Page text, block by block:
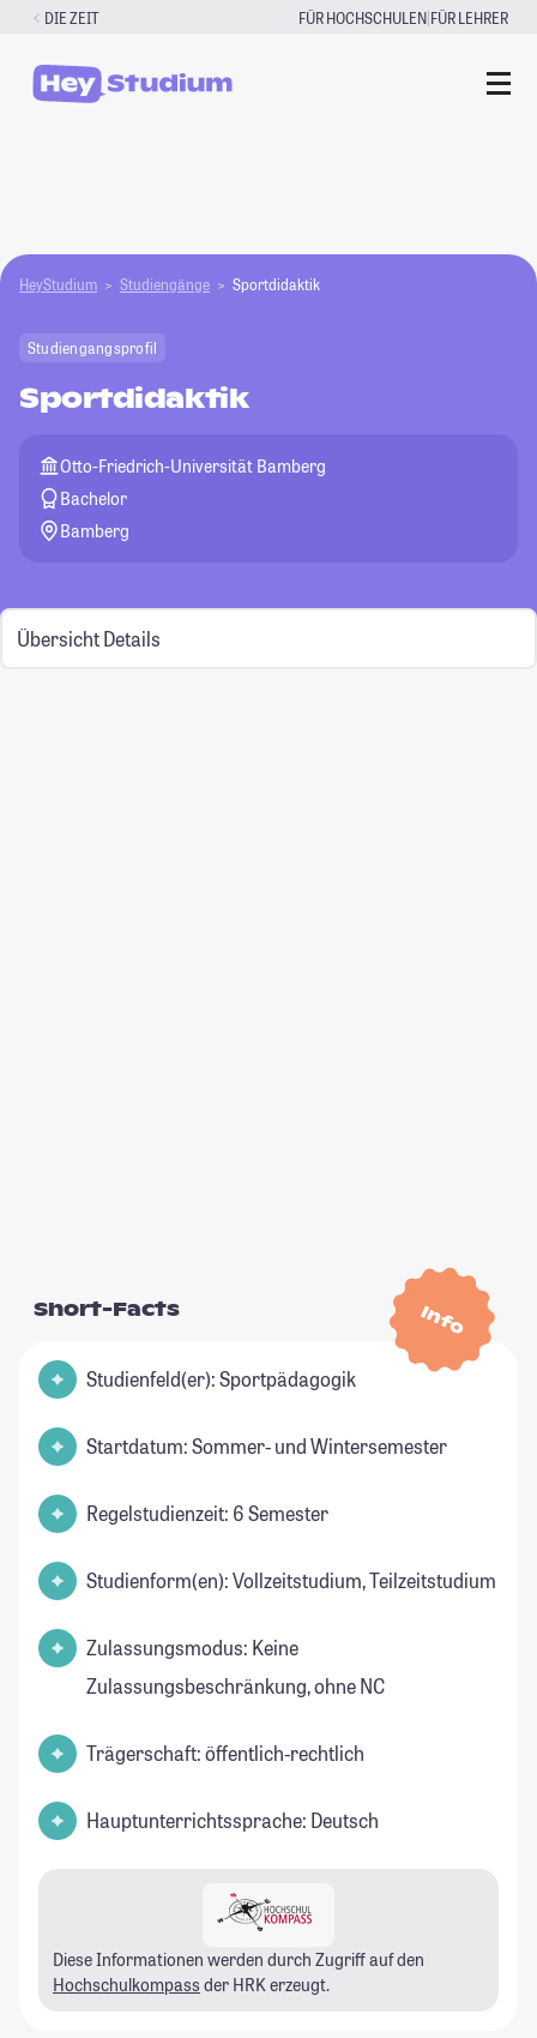
Zum
springen
DIE ZEIT FÜR HOCHSCHULEN|FÜR LEHRER
HeyStudium Studiengänge Sportdidaktik
Studiengangsprofil
Sportdidaktik
Otto-Friedrich-Universität Bamberg
Bachelor
Bamberg
Übersicht Details
Info
Short-Facts
Studienfeld(er): Sportpädagogik
Startdatum: Sommer- und Wintersemester
Regelstudienzeit: 6 Semester
Studienform(en): Vollzeitstudium, Teilzeitstudium
Zulassungsmodus: Keine
Zulassungsbeschränkung, ohne NC
Trägerschaft: öffentlich-rechtlich
Hauptunterrichtssprache: Deutsch
Diese Informationen werden durch Zugriff auf den
Hochschulkompass der HRK erzeugt.